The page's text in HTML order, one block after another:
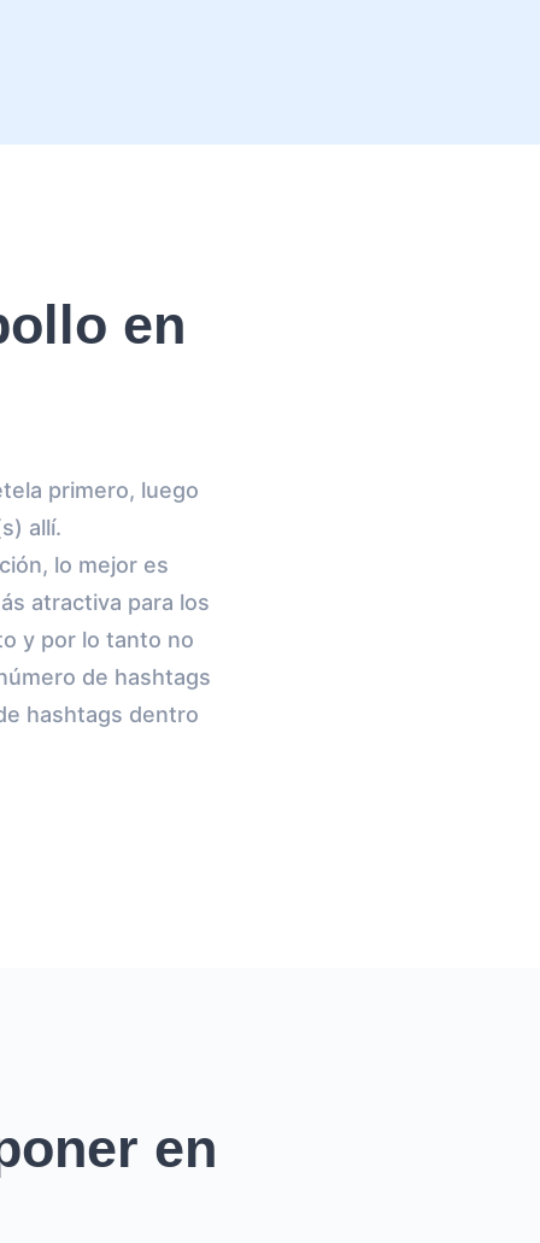
en
primero, luego
allí.
lo mejor es
atractiva para los
y por lo tanto no
de hashtags
hashtags dentro
en